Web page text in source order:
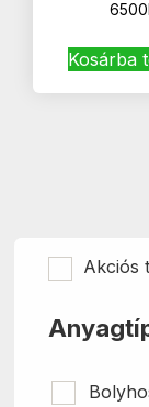
6500
Kosárba
Akciós